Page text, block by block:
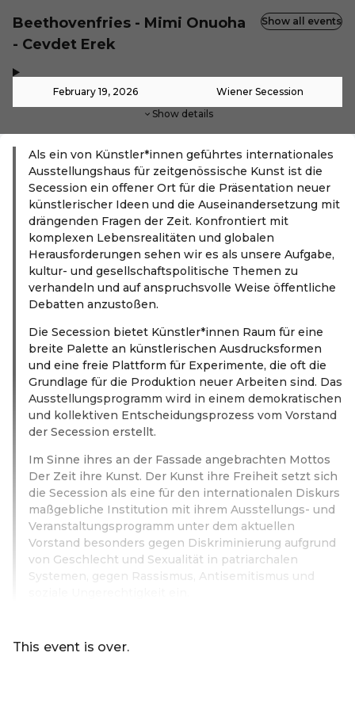
Beethovenfries - Mimi Onuoha
- Cevdet Erek
February 19, 2026 Wiener Secession
Show details
Show all events
Als ein von Künstler*innen geführtes internationales
Ausstellungshaus für zeitgenössische Kunst ist die
Secession ein offener Ort für die Präsentation neuer
künstlerischer Ideen und die Auseinandersetzung mit
drängenden Fragen der Zeit. Konfrontiert mit
komplexen Lebensrealitäten und globalen
Herausforderungen sehen wir es als unsere Aufgabe,
kultur- und gesellschaftspolitische Themen zu
verhandeln und auf anspruchsvolle Weise öffentliche
Debatten anzustoßen.
Die Secession bietet Künstler*innen Raum für eine
breite Palette an künstlerischen Ausdrucksformen
und eine freie Plattform für Experimente, die oft die
Grundlage für die Produktion neuer Arbeiten sind. Das
Ausstellungsprogramm wird in einem demokratischen
und kollektiven Entscheidungsprozess vom Vorstand
der Secession erstellt.
Im Sinne ihres an der Fassade angebrachten Mottos
Der Zeit ihre Kunst. Der Kunst ihre Freiheit setzt sich
die Secession als eine für den internationalen Diskurs
maßgebliche Institution mit ihrem Ausstellungs- und
Veranstaltungsprogramm unter dem aktuellen
Vorstand besonders gegen Diskriminierung aufgrund
von Geschlecht und Sexualität in patriarchalen
Systemen, gegen Rassismus, Antisemitismus und
This event is over.